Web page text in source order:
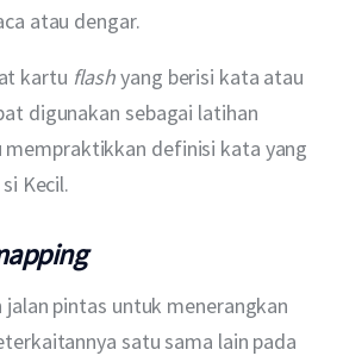
atau dengar.
kartu flash yang berisi kata atau
digunakan sebagai latihan
mempraktikkan definisi kata yang
Kecil.
jalan pintas untuk menerangkan
satu sama lain pada